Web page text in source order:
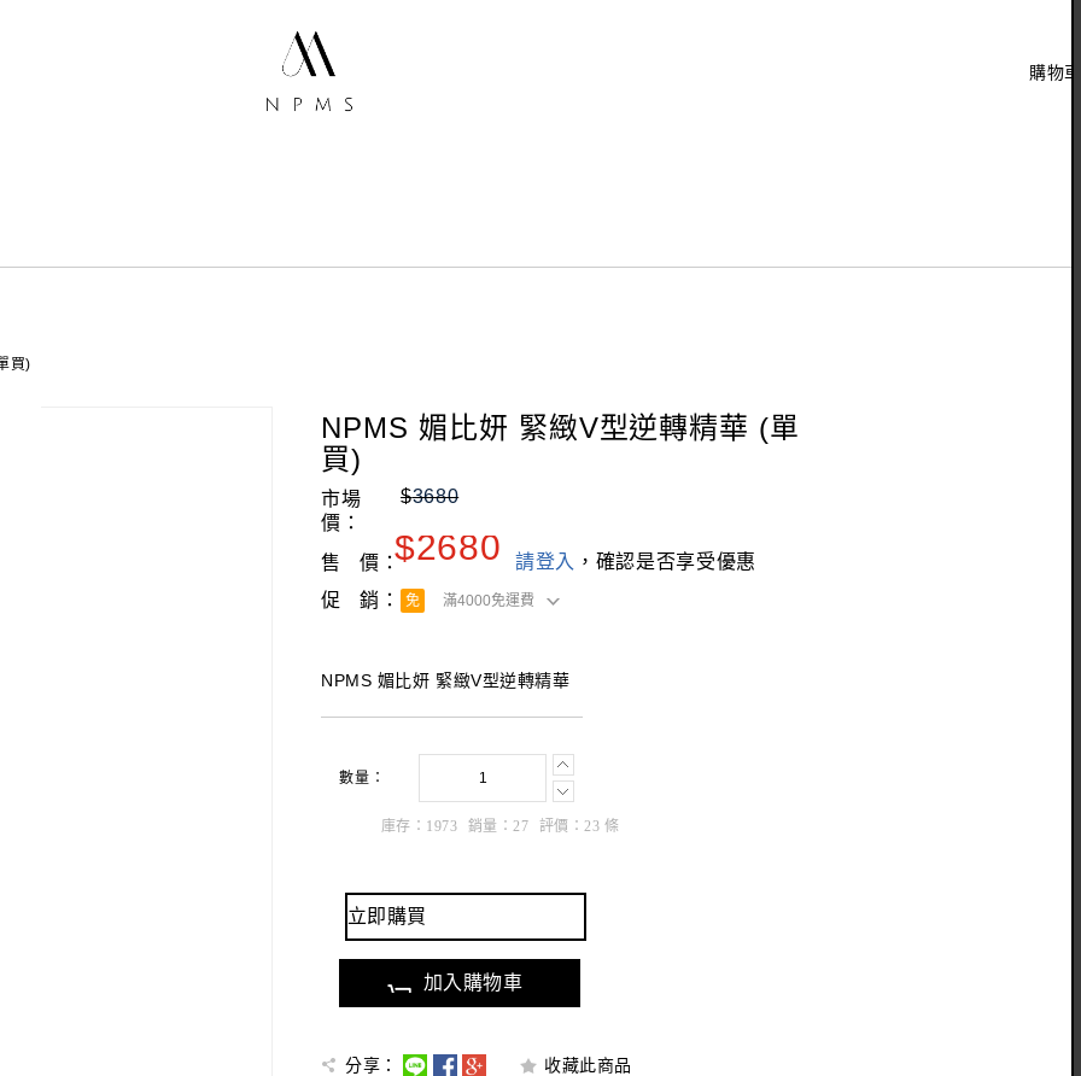
購物車
買)
NPMS 媚比妍 緊緻V型逆轉精華 (單
買)
市場
價：
$3680
售 價：$2680 請登入 ，確認是否享受優惠
促 銷：
免 滿4000免運費
NPMS 媚比妍 緊緻V型逆轉精華
數量：
庫存： 1973 銷量：27 評價：23 條
立即購買
加入購物車
分享： 收藏此商品